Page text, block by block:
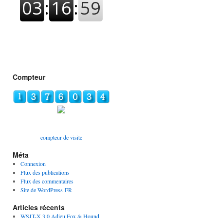
Compteur
compteur de visite
Méta
Connexion
Flux des publications
Flux des commentaires
Site de WordPress-FR
Articles récents
WSJT-X 3.0 Adieu Fox & Hound,